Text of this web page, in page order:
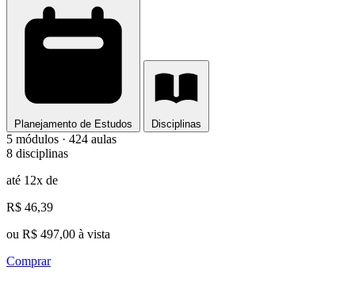
Planejamento de Estudos Disciplinas
5 módulos · 424 aulas
8 disciplinas
até 12x de
R$ 46,39
ou R$ 497,00 à vista
Comprar